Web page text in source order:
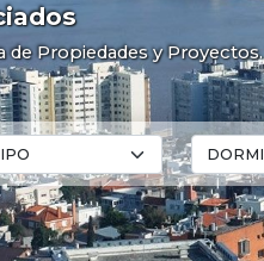
de Propiedades y Proyectos.